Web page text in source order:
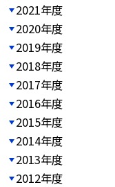
2021年度
2020年度
2019年度
2018年度
2017年度
2016年度
2015年度
2014年度
2013年度
2012年度